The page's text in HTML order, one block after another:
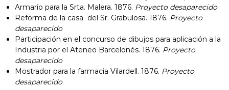
Armario para la Srta. Malera. 1876. Proyecto desaparecido
Reforma de la casa del Sr. Grabulosa. 1876. Proyecto
desaparecido
Participación en el concurso de dibujos para aplicación a la
Industria por el Ateneo Barcelonés. 1876. Proyecto
desaparecido
Mostrador para la farmacia Vilardell. 1876. Proyecto
desaparecido